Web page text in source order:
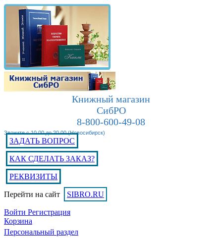
Книжный магазин
СибРО
8-800-600-49-08
Звоните с 10.00 до 20.00 (Новосибирск)
ЗАДАТЬ ВОПРОС
КАК СДЕЛАТЬ ЗАКАЗ?
РЕКВИЗИТЫ
Перейти на сайт SIBRO.RU
Войти Регистрация
Корзина
Персональный раздел